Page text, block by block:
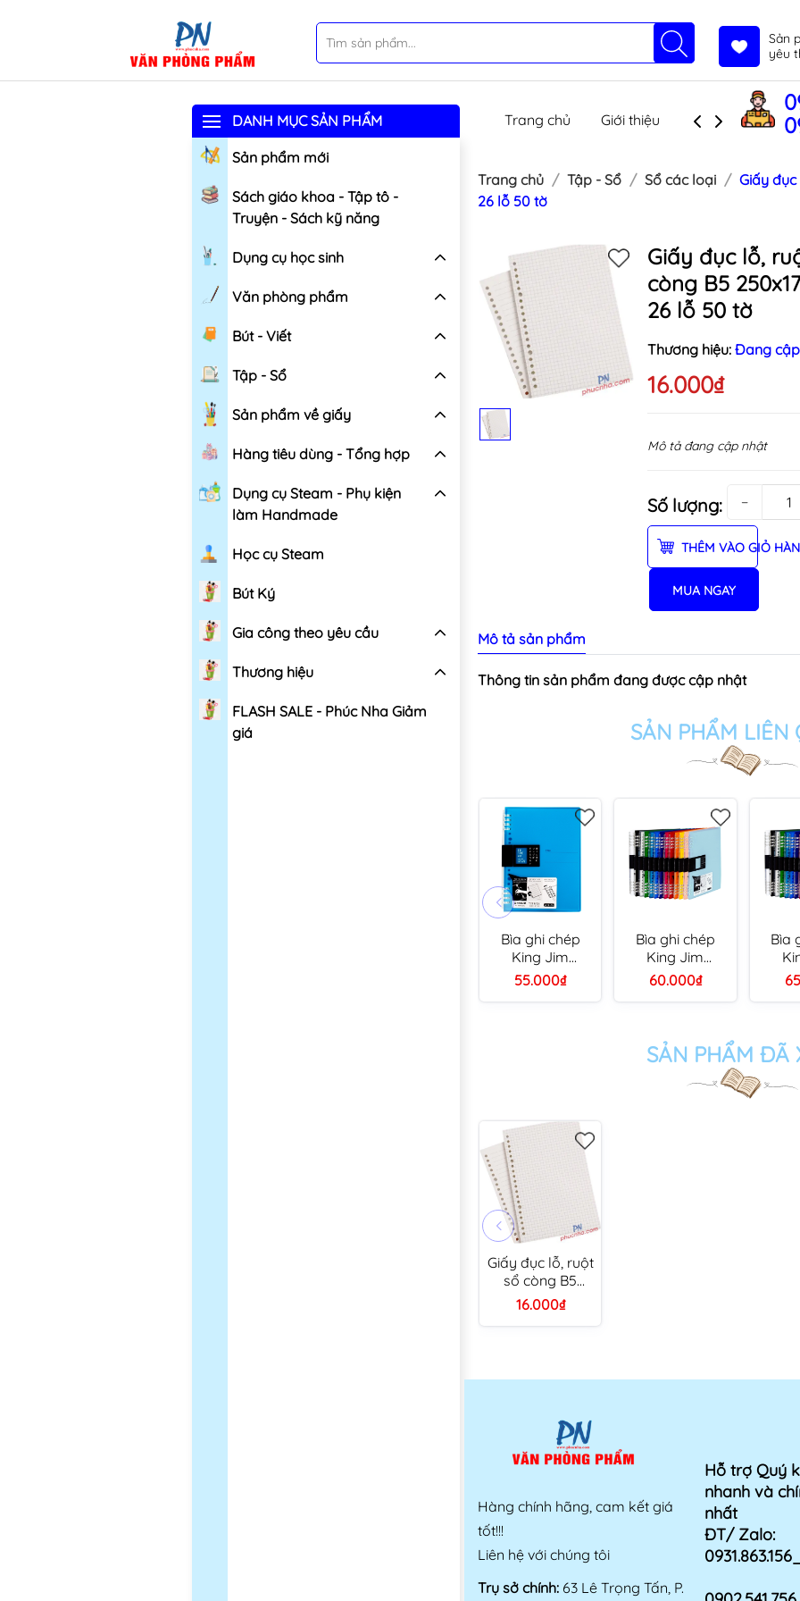
Sản
yêu
DANH MỤC SẢN PHẨM
Sản phẩm mới
Sách giáo khoa - Tập tô -
Truyện - Sách kỹ năng
Dụng cụ học sinh
Văn phòng phẩm
Bút - Viết
Tập - Sổ
Sản phẩm về giấy
Hàng tiêu dùng - Tổng hợp
Dụng cụ Steam - Phụ kiện
làm Handmade
Học cụ Steam
Bút Ký
Gia công theo yêu cầu
Thương hiệu
FLASH SALE - Phúc Nha Giảm
giá
Trang chủ Giới thiệu Sản phẩm
Trang chủ Tập - Sổ Sổ các loại
Giấy
26 lỗ 50 tờ
Giấy đục lỗ,
còng B5
26 lỗ 50 tờ
Thương hiệu: Đang
16.000₫
Mô tả đang cập nhật
Số lượng: −
THÊM VÀO GIỎ
MUA NGAY
Mô tả sản phẩm
Thông tin sản phẩm đang được cập nhật
SẢN PHẨM LIÊN
Bìa ghi chép
King Jim
9854GSV A5
55.000₫
Bìa ghi chép
King Jim
9855GSV B5
60.000₫
Bìa
SẢN PHẨM ĐÃ
Giấy đục lỗ, ruột
sổ còng B5
250x172mm 26
lỗ 50 tờ
16.000₫
Hàng chính hãng, cam kết giá
tốt!!!
Liên hệ với chúng tôi
Trụ sở chính: 63 Lê Trọng Tấn, P.
Hỗ trợ Quý
nhanh và
nhất
ĐT/ Zalo: